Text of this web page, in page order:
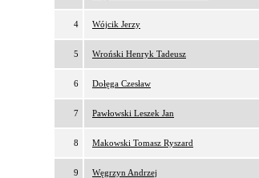
4 Wójcik Jerzy
5 Wroński Henryk Tadeusz
6 Dołęga Czesław
7 Pawłowski Leszek Jan
8 Makowski Tomasz Ryszard
9 Węgrzyn Andrzej